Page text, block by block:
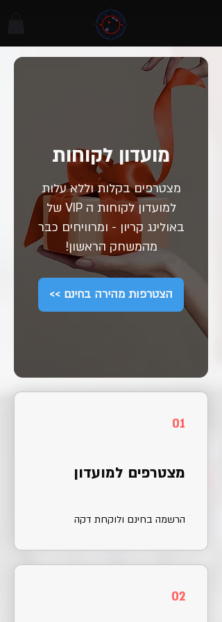
מועדון לקוחות
מצטרפים בקלות וללא עלות
למועדון לקוחות ה VIP של
באולינג קריון - ומרוויחים כבר
מהמשחק הראשון!
הצטרפות מהירה בחינם >>
01
מצטרפים למועדון
הרשמה בחינם ולוקחת דקה
02